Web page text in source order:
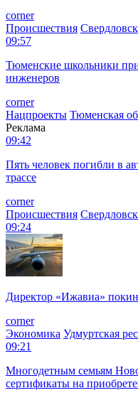
corner
Происшествия
09:57
Тюменские школьники
инженеров
corner
Нацпроекты Тюменская
Реклама
09:42
Пять человек погибли в
трассе
corner
Происшествия
09:24
Директор «Ижавиа»
corner
Экономика Удмуртская
09:21
Многодетным семьям
сертификаты на